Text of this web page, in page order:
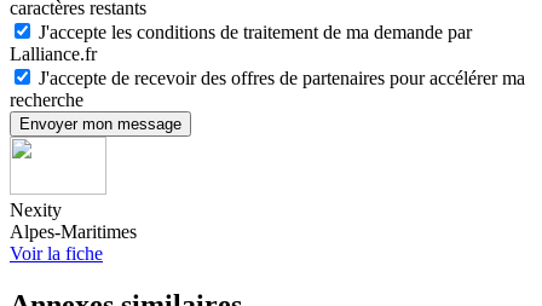
caractères restants
J'accepte les conditions de traitement de ma demande par
Lalliance.fr
J'accepte de recevoir des offres de partenaires pour accélérer ma
recherche
Envoyer mon message
Nexity
Alpes-Maritimes
Voir la fiche